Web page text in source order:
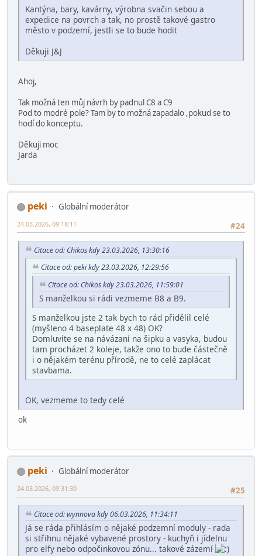
Kantýna, bary, kavárny, výrobna svačin sebou a
expedice na povrch a tak, no prostě takové gastro
město v podzemí, jestli se to bude hodit
Děkuji J&J
Ahoj,
Tak možná ten můj návrh by padnul C8 a C9
Pod to modré pole? Tam by to možná zapadalo ,pokud se to
hodí do konceptu.
Děkuji moc
Jarda
peki
Globální moderátor
#24
24.03.2026, 09:18:11
Citace od: Chikos kdy 23.03.2026, 13:30:16
Citace od: peki kdy 23.03.2026, 12:29:56
Citace od: Chikos kdy 23.03.2026, 11:59:01
S manželkou si rádi vezmeme B8 a B9.
S manželkou jste 2 tak bych to rád přidělil celé
(myšleno 4 baseplate 48 x 48) OK?
Domluvíte se na návázaní na šipku a vasyka, budou
tam procházet 2 koleje, takže ono to bude částečně
i o nějakém terénu přírodě, ne to celé zaplácat
stavbama.
OK, vezmeme to tedy celé
ok
peki
Globální moderátor
#25
24.03.2026, 09:31:30
Citace od: wynnova kdy 06.03.2026, 11:34:11
Já se ráda přihlásím o nějaké podzemní moduly - rada
si střihnu nějaké vybavené prostory - kuchyň i jídelnu
pro elfy nebo odpočinkovou zónu... takové zázemí